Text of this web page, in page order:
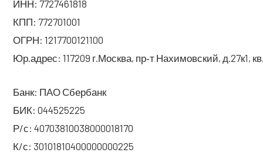
ИНН: 7727461818
КПП: 772701001
ОГРН: 1217700121100
Юр.адрес: 117209 г.Москва, пр‑т Нахи­мов­ский, д.27к1,
Банк: ПАО Сбербанк
БИК: 044525225
Р/с: 40703810038000018170
К/с: 30101810400000000225